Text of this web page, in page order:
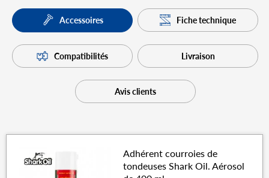
Accessoires Fiche technique
Compatibilités Livraison
Avis clients
Adhérent courroies de
tondeuses Shark Oil. Aérosol